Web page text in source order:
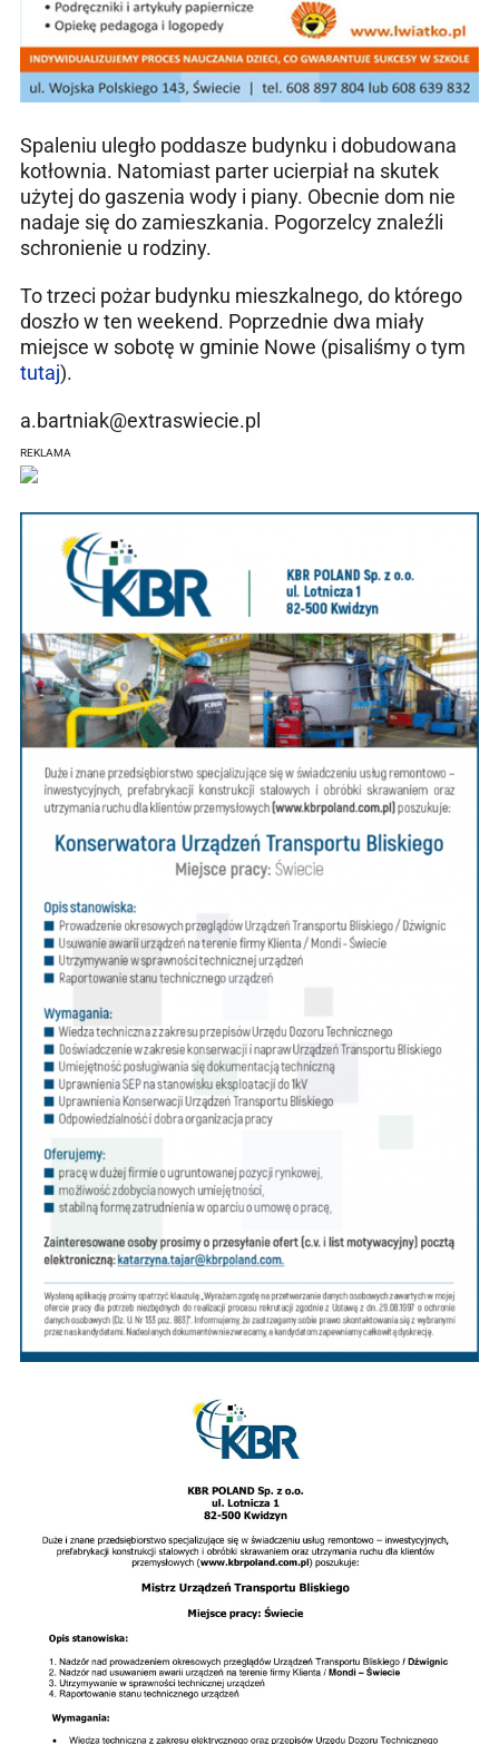
Spaleniu uległo poddasze budynku i dobudowana
kotłownia. Natomiast parter ucierpiał na skutek
użytej do gaszenia wody i piany. Obecnie dom nie
nadaje się do zamieszkania. Pogorzelcy znaleźli
schronienie u rodziny.
To trzeci pożar budynku mieszkalnego, do którego
doszło w ten weekend. Poprzednie dwa miały
miejsce w sobotę w gminie Nowe (pisaliśmy o tym
tutaj).
a.bartniak@extraswiecie.pl
REKLAMA